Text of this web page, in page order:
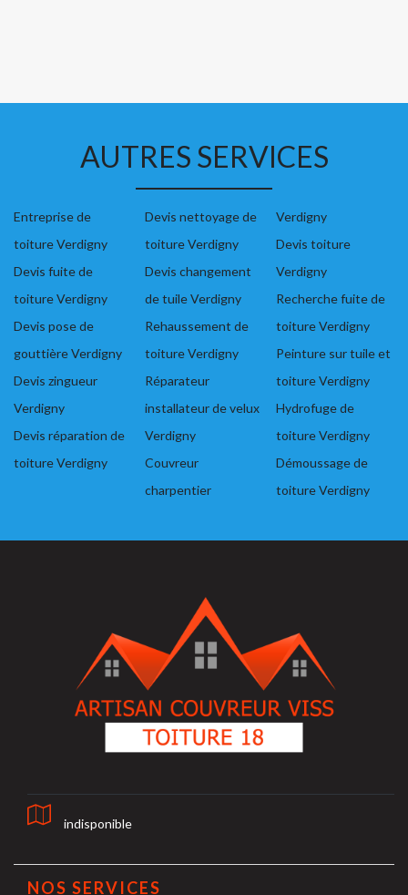
AUTRES SERVICES
Entreprise de
toiture Verdigny
Devis fuite de
toiture Verdigny
Devis pose de
gouttière Verdigny
Devis zingueur
Verdigny
Devis réparation de
toiture Verdigny
Devis nettoyage de
toiture Verdigny
Devis changement
de tuile Verdigny
Rehaussement de
toiture Verdigny
Réparateur
installateur de velux
Verdigny
Couvreur
charpentier
Verdigny
Devis toiture
Verdigny
Recherche fuite de
toiture Verdigny
Peinture sur tuile et
toiture Verdigny
Hydrofuge de
toiture Verdigny
Démoussage de
toiture Verdigny
indisponible
NOS SERVICES